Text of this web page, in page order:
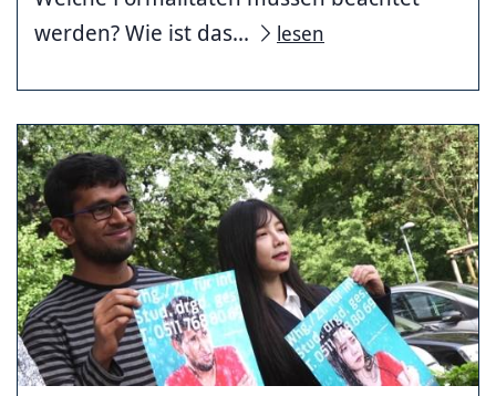
werden? Wie ist das...
lesen